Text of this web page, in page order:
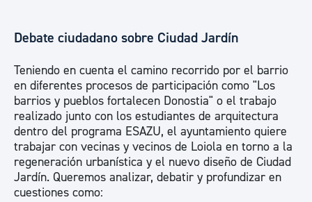
Debate ciudadano sobre Ciudad Jardín
Teniendo en cuenta el camino recorrido por el barrio
en diferentes procesos de participación como "Los
barrios y pueblos fortalecen Donostia" o el trabajo
realizado junto con los estudiantes de arquitectura
dentro del programa ESAZU, el ayuntamiento quiere
trabajar con vecinas y vecinos de Loiola en torno a la
regeneración urbanística y el nuevo diseño de Ciudad
Jardín. Queremos analizar, debatir y profundizar en
cuestiones como: